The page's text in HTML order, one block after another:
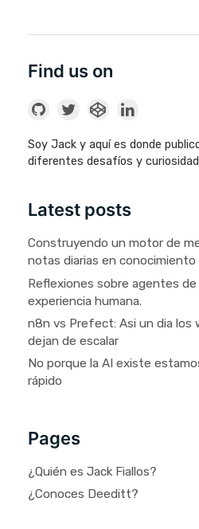
Find us on
Soy Jack y aquí es donde
diferentes desafíos y
Latest posts
Construyendo un motor de
notas diarias en conocimiento
Reflexiones sobre agentes de
experiencia humana.
n8n vs Prefect: Asi un dia los
dejan de escalar
No porque la AI existe
rápido
Pages
¿Quién es Jack Fiallos?
¿Conoces Deeditt?